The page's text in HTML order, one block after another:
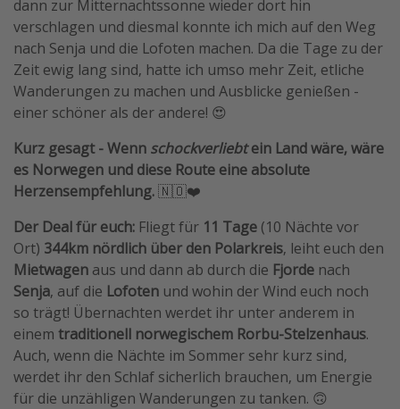
Silvesterreisen
Last Minute Urlaub Mallorca
Last Minute Urlaub Deutschland
dann zur Mitternachtssonne wieder dort hin
verschlagen und diesmal konnte ich mich auf den Weg
nach Senja und die Lofoten machen. Da die Tage zu der
Zeit ewig lang sind, hatte ich umso mehr Zeit, etliche
Wanderungen zu machen und Ausblicke genießen -
einer schöner als der andere! 😍
Kurz gesagt - Wenn schockverliebtein Land wäre, wäre
es Norwegen und diese Route eine absolute
Herzensempfehlung.🇳🇴❤️
Der Deal für euch: Fliegt für 11 Tage (10 Nächte vor
Ort) 344km nördlich über den Polarkreis, leiht euch den
Mietwagen aus und dann ab durch die Fjorde nach
Senja, auf die Lofoten und wohin der Wind euch noch
so trägt! Übernachten werdet ihr unter anderem in
einem traditionell norwegischem Rorbu-Stelzenhaus.
Auch, wenn die Nächte im Sommer sehr kurz sind,
werdet ihr den Schlaf sicherlich brauchen, um Energie
für die unzähligen Wanderungen zu tanken. 🙃